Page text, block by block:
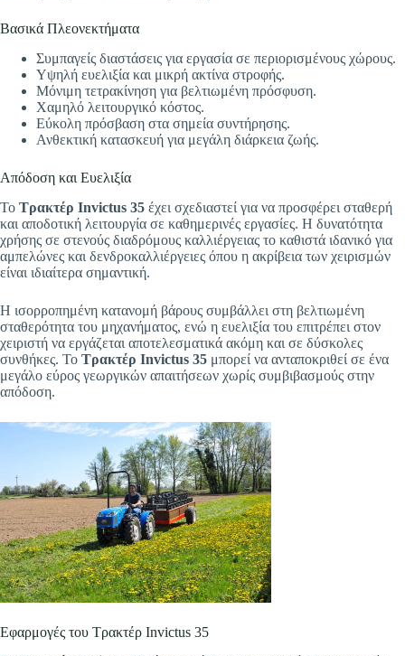
Βασικά Πλεονεκτήματα
Συμπαγείς διαστάσεις για εργασία σε περιορισμένους χώρους.
Υψηλή ευελιξία και μικρή ακτίνα στροφής.
Μόνιμη τετρακίνηση για βελτιωμένη πρόσφυση.
Χαμηλό λειτουργικό κόστος.
Εύκολη πρόσβαση στα σημεία συντήρησης.
Ανθεκτική κατασκευή για μεγάλη διάρκεια ζωής.
Απόδοση και Ευελιξία
Το Τρακτέρ Invictus 35 έχει σχεδιαστεί για να προσφέρει σταθερή
και αποδοτική λειτουργία σε καθημερινές εργασίες. Η δυνατότητα
χρήσης σε στενούς διαδρόμους καλλιέργειας το καθιστά ιδανικό για
αμπελώνες και δενδροκαλλιέργειες όπου η ακρίβεια των χειρισμών
είναι ιδιαίτερα σημαντική.
Η ισορροπημένη κατανομή βάρους συμβάλλει στη βελτιωμένη
σταθερότητα του μηχανήματος, ενώ η ευελιξία του επιτρέπει στον
χειριστή να εργάζεται αποτελεσματικά ακόμη και σε δύσκολες
συνθήκες. Το Τρακτέρ Invictus 35 μπορεί να ανταποκριθεί σε ένα
μεγάλο εύρος γεωργικών απαιτήσεων χωρίς συμβιβασμούς στην
απόδοση.
Εφαρμογές του Τρακτέρ Invictus 35